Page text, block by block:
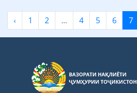
‹ 1 2 ... 4 5 6 7